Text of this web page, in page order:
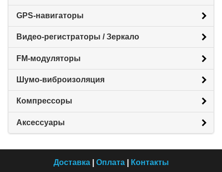
GPS-навигаторы
Видео-регистраторы / Зеркало
FM-модуляторы
Шумо-виброизоляция
Компрессоры
Аксессуары
Доставка| Оплата| Контакты